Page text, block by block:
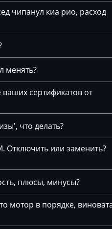
чипанул киа рио, расход
менять?
сертификатов от
что делать?
Отключить или заменить?
плюсы, минусы?
мотор в порядке,